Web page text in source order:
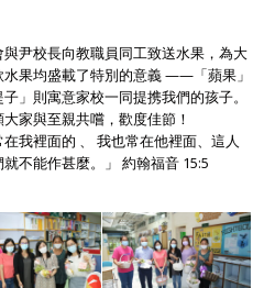
尹校長向教職員同工致送水果，為大
果均盛載了特別的意義 ——「蘋果」
」則寓意家校一同提携我們的孩子。
家與至親共嚐，歡度佳節！
我裡面的 、 我也常在他裡面、這人
不能作甚麼。」 約翰福音 15:5